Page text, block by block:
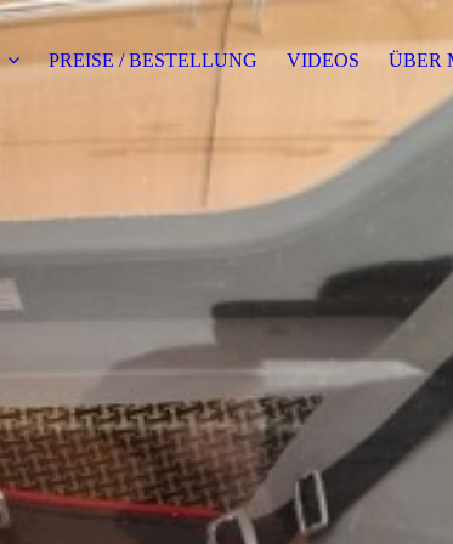
PREISE / BESTELLUNG VIDEOS ÜBER